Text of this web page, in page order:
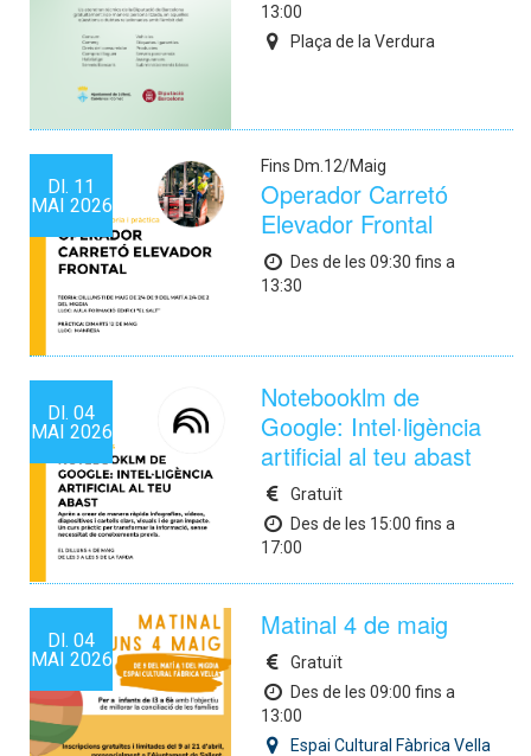
13:00
Plaça de la Verdura
Dl. 11
MAI 2026
Fins Dm.12/Maig
Operador Carretó
Elevador Frontal
Des de les 09:30 fins a
13:30
Dl. 04
MAI 2026
Notebooklm de
Google: Intel·ligència
artificial al teu abast
Gratuït
Des de les 15:00 fins a
17:00
Dl. 04
MAI 2026
Matinal 4 de maig
Gratuït
Des de les 09:00 fins a
13:00
Espai Cultural Fàbrica Vella